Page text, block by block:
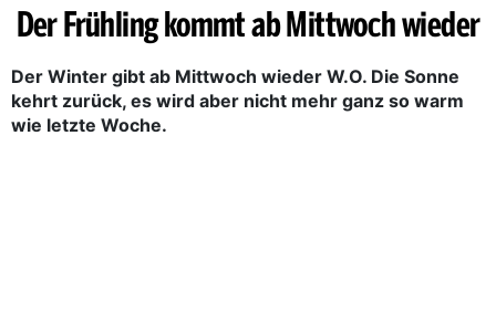
Der Frühling kommt ab Mittwoch wieder
Der Winter gibt ab Mittwoch wieder W.O. Die Sonne
kehrt zurück, es wird aber nicht mehr ganz so warm
wie letzte Woche.